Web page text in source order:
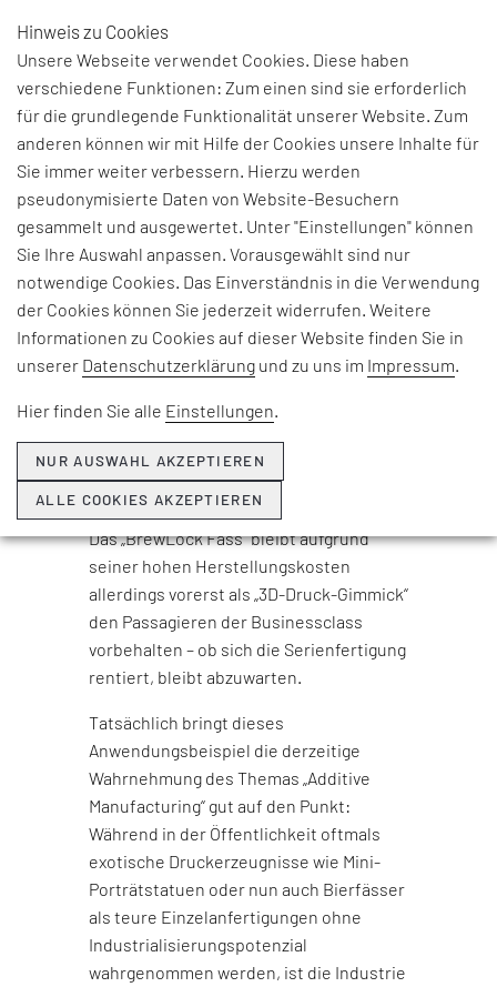
POTENZIAL ZUR
KREATIVEN
VERWANDLUNG
Mehr als Gimmicks: Einsatz von
3D-Druck-Komponenten in der
Industrie
Gäste der niederländischen
ganz besonderen Service: Über den
Wolken serviert das Bordpersonal ein
kühles Helles aus einem Bier-Trolley, der
mit einem 3D-Drucker hergestellt wird.
Das „BrewLock Fass“ bleibt aufgrund
seiner hohen Herstellungskosten
allerdings vorerst als „3D-Druck-Gimmick“
den Passagieren der Businessclass
vorbehalten – ob sich die Serienfertigung
rentiert, bleibt abzuwarten.
Tatsächlich bringt dieses
Anwendungsbeispiel die derzeitige
Wahrnehmung des Themas „Additive
Manufacturing“ gut auf den Punkt:
Während in der Öffentlichkeit oftmals
exotische Druckerzeugnisse wie Mini-
Porträtstatuen oder nun auch Bierfässer
als teure Einzelanfertigungen ohne
Industrialisierungspotenzial
wahrgenommen werden, ist die Industrie
Hinweis zu Cookies
Unsere Webseite verwendet Cookies. Diese haben
verschiedene Funktionen: Zum einen sind sie erforderlich
für die grundlegende Funktionalität unserer Website. Zum
anderen können wir mit Hilfe der Cookies unsere Inhalte für
Sie immer weiter verbessern. Hierzu werden
pseudonymisierte Daten von Website-Besuchern
gesammelt und ausgewertet. Unter "Einstellungen" können
Sie Ihre Auswahl anpassen. Vorausgewählt sind nur
notwendige Cookies. Das Einverständnis in die Verwendung
der Cookies können Sie jederzeit widerrufen. Weitere
Informationen zu Cookies auf dieser Website finden Sie in
unserer Datenschutzerklärung und zu uns im Impressum.
Hier finden Sie alle Einstellungen.
NUR AUSWAHL AKZEPTIEREN
ALLE COOKIES AKZEPTIEREN